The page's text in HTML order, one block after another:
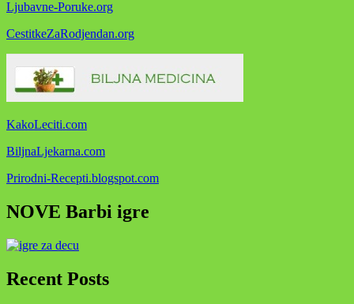
Ljubavne-Poruke.org
CestitkeZaRodjendan.org
KakoLeciti.com
BiljnaLjekarna.com
Prirodni-Recepti.blogspot.com
NOVE Barbi igre
Recent Posts